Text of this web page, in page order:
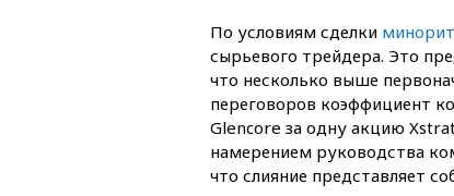
По условиям сделки
сырьевого трейдера. Это
что несколько выше
переговоров коэффициент
Glencore за одну акцию
намерением руководства
что слияние представляет